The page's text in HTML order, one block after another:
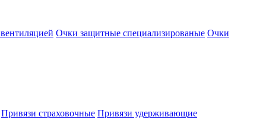
Очки защитные специализированые Очки
Привязи страховочные Привязи удерживающие